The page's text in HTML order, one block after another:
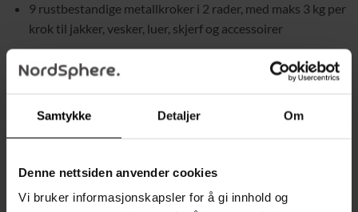
Samtykke Detaljer Om
Denne nettsiden anvender cookies
Vi bruker informasjonskapsler for å gi innhold og
9 rustbestandige metallkroker i 2 rader, med maks 3 kg per
krok til jakker, vesker, luer, skjerf og accessoirer
Stabil konstruksjon med robust stålramme og 4 justerbare
føtter for bedre balanse på ujevne gulv
Veltesikring følger med og gir ekstra sikkerhet og
forbedret stabilitet
Skobenk med hyller som gir plass til sko, skoesker eller
oppbevaringskurver, og kan også brukes til dekor